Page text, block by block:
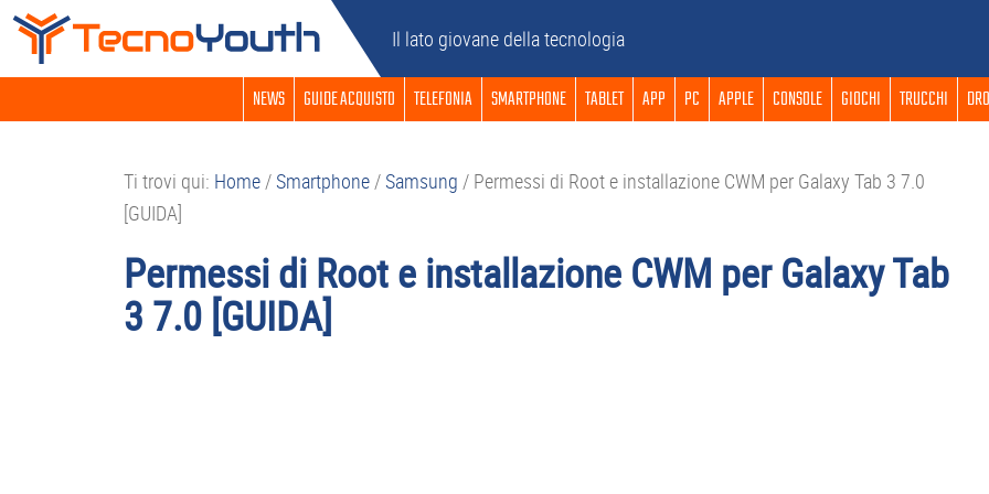
Passa
navigazione
Passa
contenuto
Passa
barra
Passa
piè
Il lato giovane della tecnologia
NEWS GUIDE ACQUISTO TELEFONIA SMARTPHONE TABLET APP PC APPLE CONSOLE GIOCHI TRUCCHI
Ti trovi qui: Home/Smartphone/Samsung / Permessi di Root e installazione CWM per Galaxy Tab 3 7.0
[GUIDA]
Permessi di Root e installazione CWM per Galaxy Tab
3 7.0 [GUIDA]